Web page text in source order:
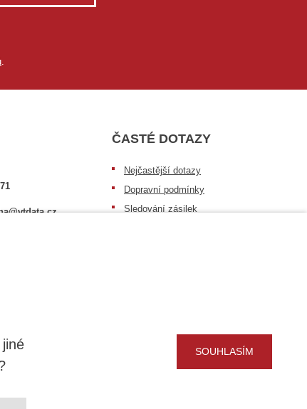
SOUHLASÍM
.
ČASTÉ DOTAZY
Nejčastější dotazy
Dopravní podmínky
Sledování zásilek